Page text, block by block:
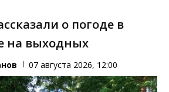
о погоде в
на выходных
07 августа 2026, 12:00